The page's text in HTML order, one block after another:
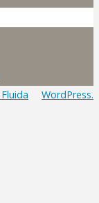
Fluida WordPress.